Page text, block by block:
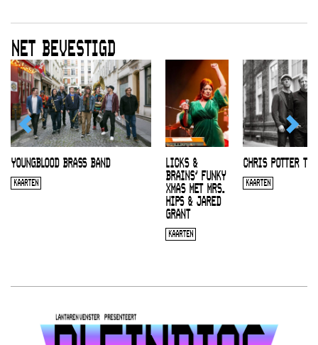
NET BEVESTIGD
YOUNGBLOOD BRASS BAND
KAARTEN
LICKS &
BRAINS’ FUNKY
XMAS MET MRS.
HIPS & JARED
GRANT
KAARTEN
CHRIS POTTER
KAARTEN